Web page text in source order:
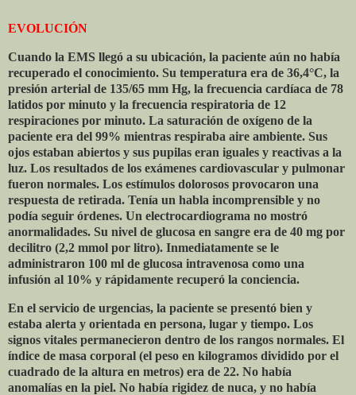
EVOLUCIÓN
Cuando la EMS llegó a su ubicación, la paciente aún no había
recuperado el conocimiento. Su temperatura era de 36,4°C, la
presión arterial de 135/65 mm Hg, la frecuencia cardíaca de 78
latidos por minuto y la frecuencia respiratoria de 12
respiraciones por minuto. La saturación de oxígeno de la
paciente era del 99% mientras respiraba aire ambiente. Sus
ojos estaban abiertos y sus pupilas eran iguales y reactivas a la
luz. Los resultados de los exámenes cardiovascular y pulmonar
fueron normales. Los estímulos dolorosos provocaron una
respuesta de retirada. Tenía un habla incomprensible y no
podía seguir órdenes. Un electrocardiograma no mostró
anormalidades. Su nivel de glucosa en sangre era de 40 mg por
decilitro (2,2 mmol por litro). Inmediatamente se le
administraron 100 ml de glucosa intravenosa como una
infusión al 10% y rápidamente recuperó la conciencia.
En el servicio de urgencias, la paciente se presentó bien y
estaba alerta y orientada en persona, lugar y tiempo. Los
signos vitales permanecieron dentro de los rangos normales. El
índice de masa corporal (el peso en kilogramos dividido por el
cuadrado de la altura en metros) era de 22. No había
anomalías en la piel. No había rigidez de nuca, y no había